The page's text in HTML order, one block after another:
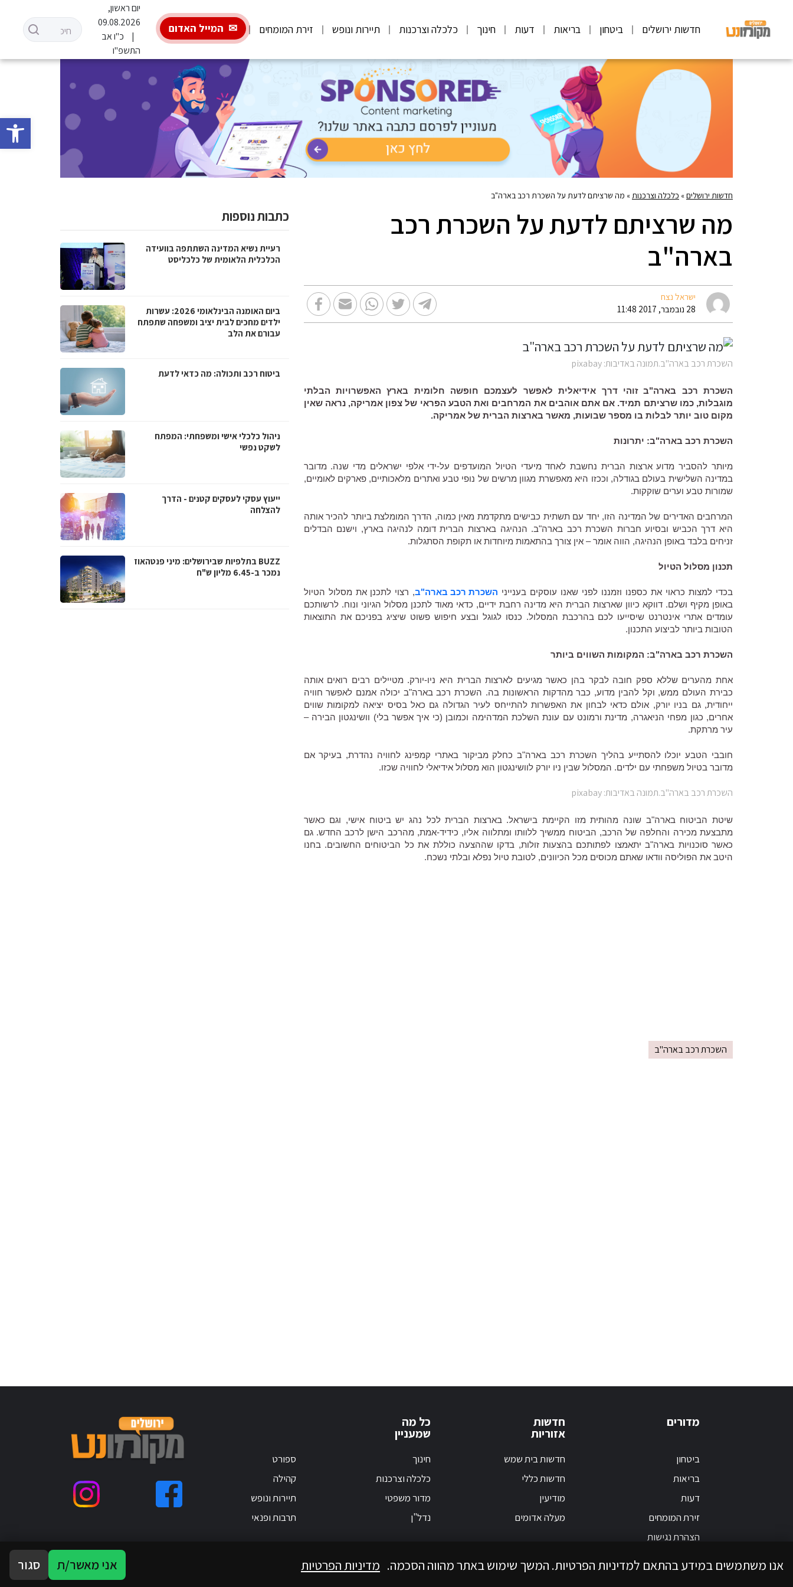
פתח
חדשות ירושלים ביטחון בריאות דעות חינוך כלכלה וצרכנות תיירות ונופש זירת המומחים המייל האדום
יום ראשון,
09.08.2026
כ"ו אב
התשפ"ו
חדשות ירושלים» כלכלה וצרכנות » מה שרציתם לדעת על השכרת רכב בארה"ב
מה שרציתם לדעת על השכרת רכב
בארה"ב
ישראל נצח
28 נובמבר, 2017 11:48
השכרת רכב בארה"ב.תמונה באדיבות: pixabay
השכרת רכב בארה"ב זוהי דרך אידיאלית לאפשר לעצמכם חופשה חלומית בארץ האפשרויות הבלתי
מוגבלות, כמו שרציתם תמיד. אם אתם אוהבים את המרחבים ואת הטבע הפראי של צפון אמריקה, נראה שאין
מקום טוב יותר לבלות בו מספר שבועות, מאשר בארצות הברית של אמריקה.
השכרת רכב בארה"ב: יתרונות
מיותר להסביר מדוע ארצות הברית נחשבת לאחד מיעדי הטיול המועדפים על-ידי אלפי ישראלים מדי שנה. מדובר
במדינה השלישית בעולם בגודלה, וככזו היא מאפשרת מגוון מרשים של נופי טבע ואתרים מלאכותיים, פארקים לאומיים,
שמורות טבע וערים שוקקות.
המרחבים האדירים של המדינה הזו, יחד עם תשתית כבישים מתקדמת מאין כמוה, הדרך המומלצת ביותר להכיר אותה
היא דרך הכביש ובסיוע חברות השכרת רכב בארה"ב. הנהיגה בארצות הברית דומה לנהיגה בארץ, וישנם הבדלים
זניחים בלבד באופן הנהיגה, הווה אומר – אין צורך בהתאמות מיוחדות או תקופת הסתגלות.
תכנון מסלול הטיול
בכדי למצות כראוי את כספנו וזמננו לפני שאנו עוסקים בענייני השכרת רכב בארה"ב, רצוי לתכנן את מסלול הטיול
באופן מקיף ושלם. דווקא כיוון שארצות הברית היא מדינה רחבת ידיים, כדאי מאוד לתכנן מסלול הגיוני ונוח. לרשותכם
עומדים אתרי אינטרנט שיסייעו לכם בהרכבת המסלול. כנסו לגוגל ובצע חיפוש פשוט שיציג בפניכם את התוצאות
הטובות ביותר לביצוע התכנון.
השכרת רכב בארה"ב: המקומות השווים ביותר
אחת מהערים שללא ספק חובה לבקר בהן כאשר מגיעים לארצות הברית היא ניו-יורק. מטיילים רבים רואים אותה
כבירת העולם ממש, וקל להבין מדוע, כבר מהדקות הראשונות בה. השכרת רכב בארה"ב יכולה אמנם לאפשר חוויה
ייחודית, גם בניו יורק, אולם כדאי לבחון את האפשרות להתייחס לעיר הגדולה גם כאל בסיס יציאה למקומות שווים
אחרים, כגון מפחי הניאגרה, מדינת ורמונט עם עונת השלכת המדהימה וכמובן (כי איך אפשר בלי) וושינגטון הבירה –
עיר מרתקת.
חובבי הטבע יוכלו להסתייע בהליך השכרת רכב בארה"ב כחלק מביקור באתרי קמפינג לחוויה נהדרת, בעיקר אם
מדובר בטיול משפחתי עם ילדים. המסלול שבין ניו יורק לוושינגטון הוא מסלול אידיאלי לחוויה שכזו.
השכרת רכב בארה"ב.תמונה באדיבות: pixabay
שיטת הביטוח בארה"ב שונה מהותית מזו הקיימת בישראל. בארצות הברית לכל נהג יש ביטוח אישי, וגם כאשר
מתבצעת מכירה והחלפה של הרכב, הביטוח ממשיך ללוותו ומתלווה אליו, כידיד-אמת, מהרכב הישן לרכב החדש. גם
כאשר סוכנויות בארה"ב יתאמצו לפתותכם בהצעות זולות, בדקו שההצעה כוללת את כל הביטוחים החשובים. בחנו
היטב את הפוליסה וודאו שאתם מכוסים מכל הכיוונים, לטובת טיול נפלא ובלתי נשכח.
כתבות נוספות
רעיית נשיא המדינה השתתפה בוועידה
הכלכלית הלאומית של כלכליסט
ביום האומנה הבינלאומי 2026: עשרות
ילדים מחכים לבית יציב ומשפחה שתפתח
עבורם את הלב
ביטוח רכב ותכולה: מה כדאי לדעת
ניהול כלכלי אישי ומשפחתי: המפתח
לשקט נפשי
ייעוץ עסקי לעסקים קטנים - הדרך
להצלחה
BUZZ בתלפיות שבירושלים: מיני פנטהאוז
נמכר ב-6.45 מליון ש"ח
השכרת רכב בארה"ב
מדורים
ביטחון
בריאות
דעות
זירת המומחים
הצהרת נגישות
חדשות
אזוריות
חדשות בית שמש
חדשות כללי
מודיעין
מעלה אדומים
כל מה
שמעניין
חינוך
כלכלה וצרכנות
מדור משפטי
נדל"ן
ספורט
קהילה
תיירות ונופש
תרבות ופנאי
אנו משתמשים במידע בהתאם למדיניות הפרטיות. המשך שימוש באתר מהווה הסכמה. מדיניות הפרטיות אני מאשר/ת סגור